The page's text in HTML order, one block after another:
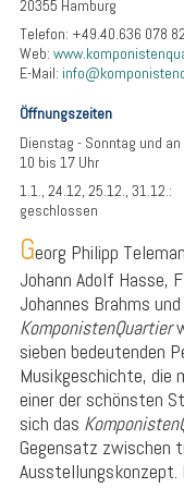
20355 Hamburg
Telefon: +49.40.636 078 82
Web:
E-Mail:
Öffnungszeiten
Dienstag - Sonntag und
10 bis 17 Uhr
1.1., 24.12, 25.12., 31.12.:
geschlossen
Georg Philipp
Johann Adolf Hasse,
Johannes Brahms
KomponistenQuartier
sieben bedeutenden
Musikgeschichte, die
einer der schönsten
sich das
Gegensatz zwischen
Ausstellungskonzept.